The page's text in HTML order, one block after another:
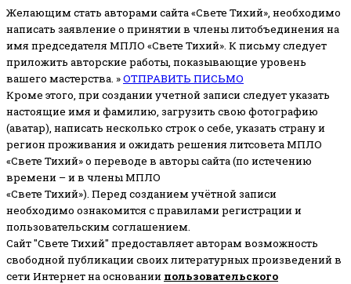
Желающим стать авторами сайта «Свете Тихий», необходимо
написать заявление о принятии в члены литобъединения на
имя председателя МПЛО «Свете Тихий». К письму следует
приложить авторские работы, показывающие уровень
вашего мастерства. »ОТПРАВИТЬ ПИСЬМО
Кроме этого, при создании учетной записи следует указать
настоящие имя и фамилию, загрузить свою фотографию
(аватар), написать несколько строк о себе, указать страну и
регион проживания и ожидать решения литсовета МПЛО
«Свете Тихий» о переводе в авторы сайта (по истечению
времени – и в члены МПЛО
«Свете Тихий»). Перед созданием учётной записи
необходимо ознакомится с правилами регистрации и
пользовательским соглашением.
Сайт "Свете Тихий" предоставляет авторам возможность
свободной публикации своих литературных произведений в
сети Интернет на основании пользовательского